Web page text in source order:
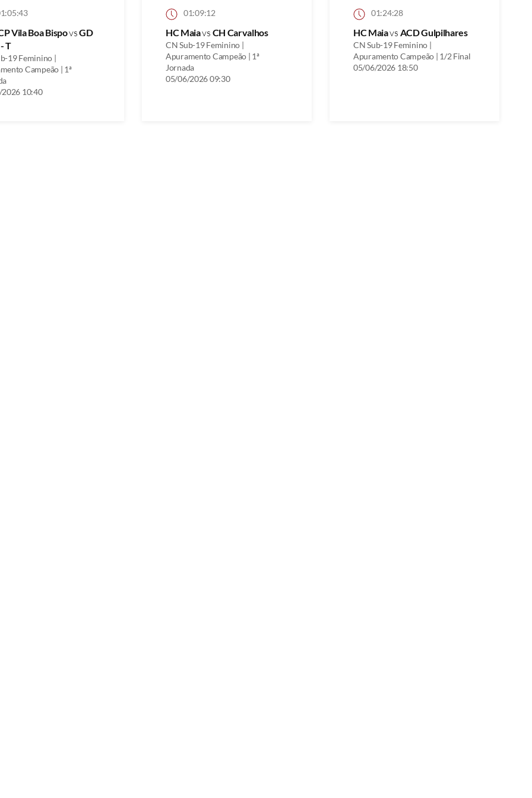
Vila Boa BispovsGD
T
19 Feminino |
Campeão | 1ª
10:40
01:09:12
HC Maiavs CH Carvalhos
CN Sub-19 Feminino |
Apuramento Campeão | 1ª
Jornada
05/06/2026 09:30
01:24:28
HC Maiavs ACD Gulpilhares
CN Sub-19 Feminino |
Apuramento Campeão | 1/2 Final
05/06/2026 18:50